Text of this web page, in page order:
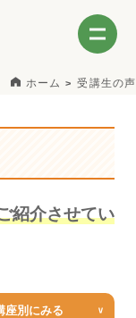
ホーム 受講生の声
紹介させてい
座別にみる